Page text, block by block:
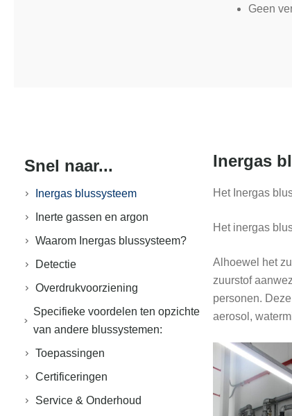
Geen
Snel naar...
Inergas blussysteem
Inerte gassen en argon
Waarom Inergas blussysteem?
Detectie
Overdrukvoorziening
Specifieke voordelen ten opzichte
van andere blussystemen:
Toepassingen
Certificeringen
Service & Onderhoud
Inergas
Het Inergas
Het inergas
Alhoewel het
zuurstof
personen.
aerosol,